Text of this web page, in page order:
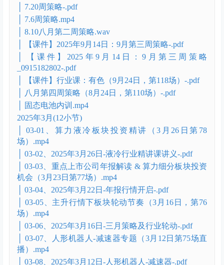
│ 6.28周策略直播课.mp4
│ 6.29号周策略.mp4
│ 6.29周策略.mp4
│ 6.2六月周策略.mp4
│ 6.4行业课（人形机器人-电子皮肤精讲））.mp4
│ 6月18行业课MEMS微纳传感器.mp4
│ 6月22号策略直播.mp4
│ 7.13周策略.mp4
│ 7.20周策略-.pdf
│ 7.6周策略.mp4
│ 8.10八月第二周策略.wav
│ 【课件】2025年9月14日：9月第三周策略-.pdf
│ 【课件】2025年9月14日：9月第三周策略
_0915182802-.pdf
│ 【课件】行业课：有色（9月24日，第118场）-.pdf
│ 八月第四周策略（8月24日，第110场）-.pdf
│ 固态电池内训.mp4
2025年3月(12小节)
│ 03-01、算力液冷板块投资精讲（3月26日第78
场）.mp4
│ 03-02、2025年3月26日-液冷行业精讲课讲义-.pdf
│ 03-03、重点上市公司年报解读 & 算力细分板块投资